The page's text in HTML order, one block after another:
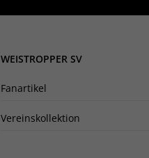
WEISTROPPER SV
Fanartikel
Vereinskollektion